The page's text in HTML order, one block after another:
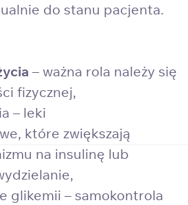
do stanu pacjenta.
– ważna rola należy się
fizycznej,
– leki
które zwiększają
na insulinę lub
glikemii – samokontrola